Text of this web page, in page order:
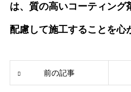
は、質の高いコーティング
配慮して施工することを心
前の記事